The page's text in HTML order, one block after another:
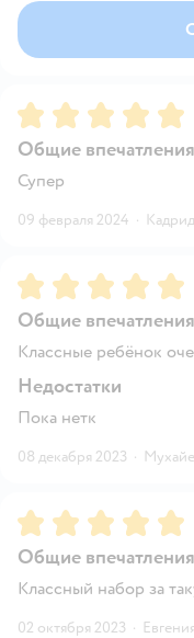
Рейтинг:5
Общие впечатления
Супер
09 февраля 2024 ·
Рейтинг:5
Общие впечатления
Классные ребёнок
Недостатки
Пока нетк
08 декабря 2023 ·
Рейтинг:5
Общие впечатления
Классный набор за
02 октября 2023 ·